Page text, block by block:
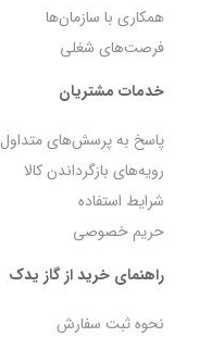
همکاری با سازمان‌ها
فرصت‌های شغلی
خدمات مشتریان
پاسخ به پرسش‌های متداول
رویه‌های بازگرداندن کالا
شرایط استفاده
حریم خصوصی
راهنمای خرید از گاز یدک
نحوه ثبت سفارش